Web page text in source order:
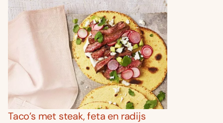
Taco’s met steak, feta en radijs